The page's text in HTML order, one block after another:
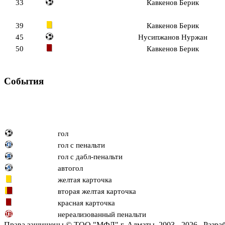
33 Кавкенов Берик
39
Кавкенов Берик
45
Нусипжанов Нуржан
50
Кавкенов Берик
События
гол
гол с пенальти
гол с дабл-пенальти
автогол
желтая карточка
вторая желтая карточка
красная карточка
нереализованный пенальти